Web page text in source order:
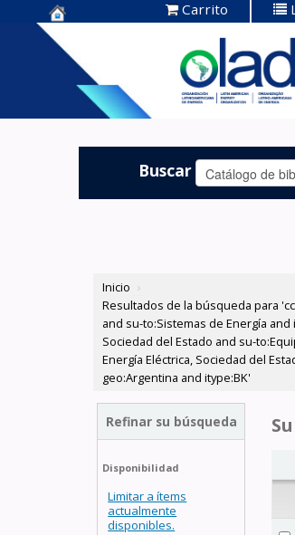
Centro de
Documentación
OLADE -
Carrito
Buscar
Inicio ›
Resultados de la búsqueda para
and su-to:Sistemas de Energía and
Sociedad del Estado and su-
Energía Eléctrica, Sociedad del
geo:Argentina and itype:BK'
Refinar su búsqueda
Disponibilidad
Limitar a ítems
actualmente
disponibles.